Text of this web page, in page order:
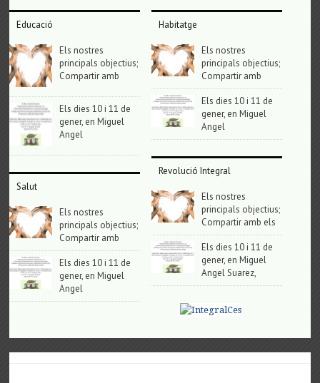
Educació
Els nostres
principals objectius;
Compartir amb
Els dies 10 i 11 de
gener, en Miguel
Angel
Salut
Els nostres
principals objectius;
Compartir amb
Els dies 10 i 11 de
gener, en Miguel
Angel
Habitatge
Els nostres
principals objectius;
Compartir amb
Els dies 10 i 11 de
gener, en Miguel
Angel
Revolució Integral
Els nostres
principals objectius;
Compartir amb els
Els dies 10 i 11 de
gener, en Miguel
Angel Suarez,